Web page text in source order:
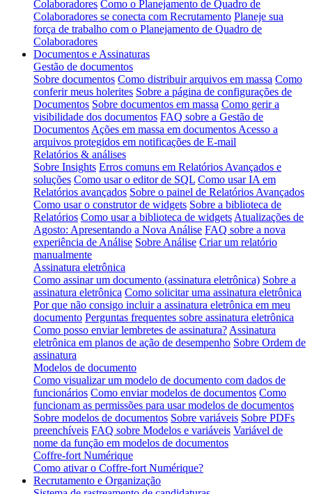
Colaboradores Como o Planejamento de Quadro de
Colaboradores se conecta com Recrutamento Planeje sua
força de trabalho com o Planejamento de Quadro de
Colaboradores
Documentos e Assinaturas
Gestão de documentos
Sobre documentos Como distribuir arquivos em massa Como
conferir meus holerites Sobre a página de configurações de
Documentos Sobre documentos em massa Como gerir a
visibilidade dos documentos FAQ sobre a Gestão de
Documentos Ações em massa em documentos Acesso a
arquivos protegidos em notificações de E-mail
Relatórios & análises
Sobre Insights Erros comuns em Relatórios Avançados e
soluções Como usar o editor de SQL Como usar IA em
Relatórios avançados Sobre o painel de Relatórios Avançados
Como usar o construtor de widgets Sobre a biblioteca de
Relatórios Como usar a biblioteca de widgets Atualizações de
Agosto: Apresentando a Nova Análise FAQ sobre a nova
experiência de Análise Sobre Análise Criar um relatório
manualmente
Assinatura eletrônica
Como assinar um documento (assinatura eletrônica) Sobre a
assinatura eletrônica Como solicitar uma assinatura eletrônica
Por que não consigo incluir a assinatura eletrônica em meu
documento Perguntas frequentes sobre assinatura eletrônica
Como posso enviar lembretes de assinatura? Assinatura
eletrônica em planos de ação de desempenho Sobre Ordem de
assinatura
Modelos de documento
Como visualizar um modelo de documento com dados de
funcionários Como enviar modelos de documentos Como
funcionam as permissões para usar modelos de documentos
Sobre modelos de documentos Sobre variáveis Sobre PDFs
preenchíveis FAQ sobre Modelos e variáveis Variável de
nome da função em modelos de documentos
Coffre-fort Numérique
Como ativar o Coffre-fort Numérique?
Recrutamento e Organização